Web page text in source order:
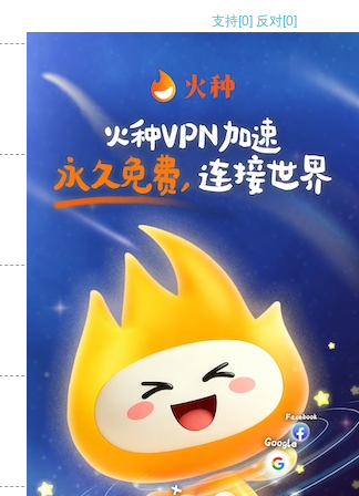
支持[0] 反对[0]
支持[0] 反对
支持
反对 [0]
支持[0] 反对[0]